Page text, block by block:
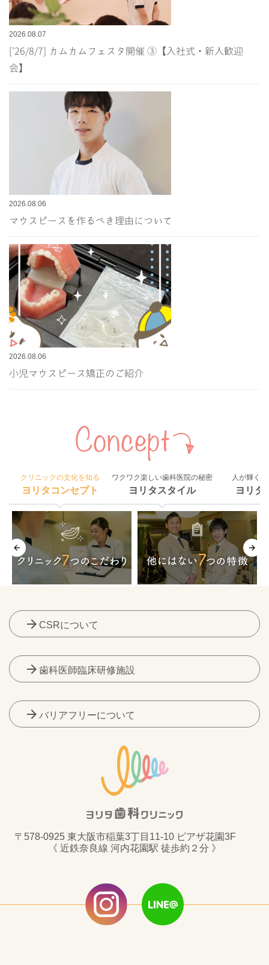
2026.08.07
[’26/8/7] カムカムフェスタ開催 ③【入社式・新人歓迎
会】
2026.08.06
マウスピースを作るべき理由について
2026.08.06
小児マウスピース矯正のご紹介
クリニックの文化を知る
ヨリタコンセプト
ワクワク楽しい歯科医院の秘密
ヨリタスタイル
人が輝く
ヨリタ
arrow_forward CSRについて
arrow_forward 歯科医師臨床研修施設
arrow_forward バリアフリーについて
〒578-0925 東大阪市稲葉3丁目11-10 ピアザ花園3F
《 近鉄奈良線 河内花園駅 徒歩約２分 》